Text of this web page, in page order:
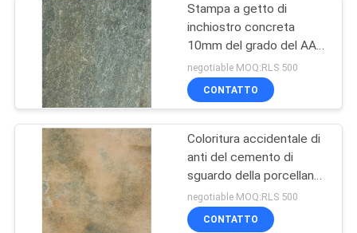
CONTROLLO
DELLA
QUALITÀ
CONTATTACI
CHIEDI UN
PREVENTIVO
Mattonelle moderne
della porcellana
Stampa a getto di
inchiostro concreta
10mm del grado del AAA
delle mattonelle di
pavimentazione del
cemento decorativo
negotiable MOQ:RLS 500
CONTATTO
Coloritura accidentale di
anti del cemento di
sguardo della porcellana
giallo batterico delle
mattonelle
negotiable MOQ:RLS 500
CONTATTO